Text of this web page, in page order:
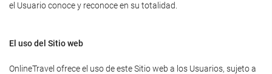
el Usuario conoce y reconoce en su totalidad.
El uso del Sitio web
OnlineTravel ofrece el uso de este Sitio web a los Usuarios, sujeto a